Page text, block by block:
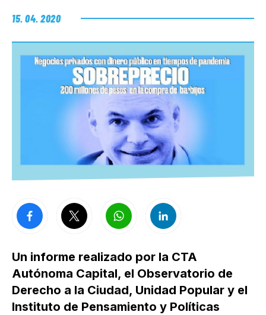
15. 04. 2020
Un informe realizado por la CTA
Autónoma Capital, el Observatorio de
Derecho a la Ciudad, Unidad Popular y el
Instituto de Pensamiento y Políticas